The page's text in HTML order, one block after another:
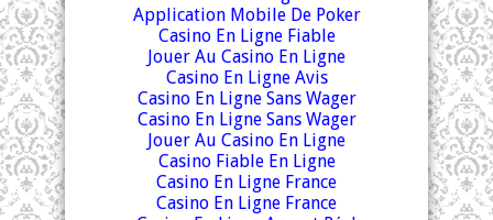
Application Mobile De Poker
Casino En Ligne Fiable
Jouer Au Casino En Ligne
Casino En Ligne Avis
Casino En Ligne Sans Wager
Casino En Ligne Sans Wager
Jouer Au Casino En Ligne
Casino Fiable En Ligne
Casino En Ligne France
Casino En Ligne France